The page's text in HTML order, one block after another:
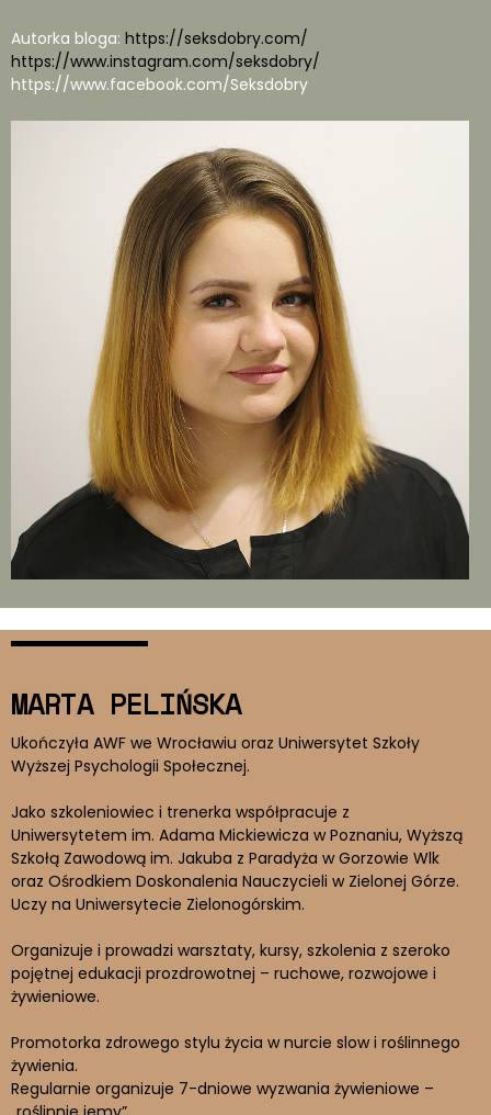
Autorka bloga: https://seksdobry.com/
https://www.instagram.com/seksdobry/
https://www.facebook.com/Seksdobry
MARTA PELIŃSKA
Ukończyła AWF we Wrocławiu oraz Uniwersytet Szkoły
Wyższej Psychologii Społecznej.
Jako szkoleniowiec i trenerka współpracuje z
Uniwersytetem im. Adama Mickiewicza w Poznaniu, Wyższą
Szkołą Zawodową im. Jakuba z Paradyża w Gorzowie Wlk
oraz Ośrodkiem Doskonalenia Nauczycieli w Zielonej Górze.
Uczy na Uniwersytecie Zielonogórskim.
Organizuje i prowadzi warsztaty, kursy, szkolenia z szeroko
pojętnej edukacji prozdrowotnej – ruchowe, rozwojowe i
żywieniowe.
Promotorka zdrowego stylu życia w nurcie slow i roślinnego
żywienia.
Regularnie organizuje 7-dniowe wyzwania żywieniowe –